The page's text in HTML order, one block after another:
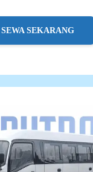
SEWA SEKARANG